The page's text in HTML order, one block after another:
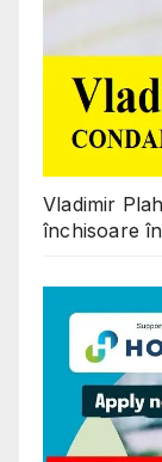
Vladimir
închisoare